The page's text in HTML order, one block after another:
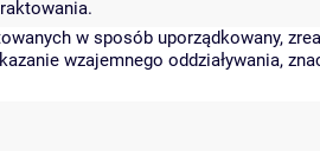
w sposób uporządkowany,
wzajemnego oddziaływania,